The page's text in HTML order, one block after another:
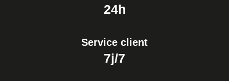
24h
Service client
7j/7